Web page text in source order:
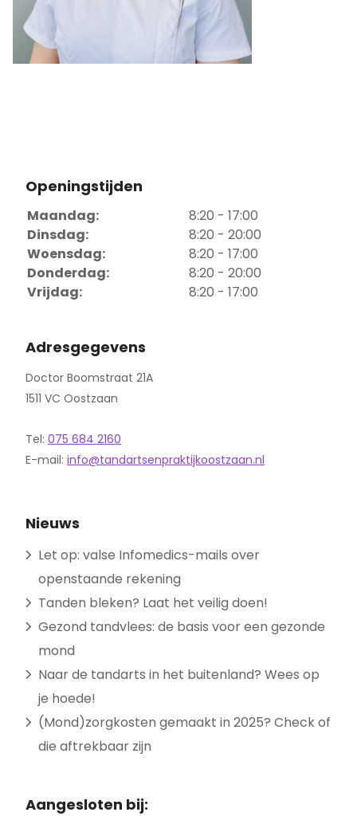
Openingstijden
Maandag:
8:20 - 17:00
Dinsdag:
8:20 - 20:00
Woensdag:
8:20 - 17:00
Donderdag:
8:20 - 20:00
Vrijdag:
8:20 - 17:00
Adresgegevens
Doctor Boomstraat 21A
1511 VC Oostzaan
Tel: 075 684 2160
E-mail: info@tandartsenpraktijkoostzaan.nl
Nieuws
Let op: valse Infomedics-mails over
openstaande rekening
Tanden bleken? Laat het veilig doen!
Gezond tandvlees: de basis voor een gezonde
mond
Naar de tandarts in het buitenland? Wees op
je hoede!
(Mond)zorgkosten gemaakt in 2025? Check of
die aftrekbaar zijn
Aangesloten bij: